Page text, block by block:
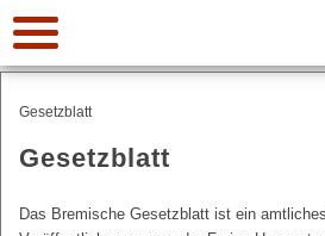
Suche:
Gesetzblatt
Gesetzblatt
Das Bremische Gesetzblatt ist ein